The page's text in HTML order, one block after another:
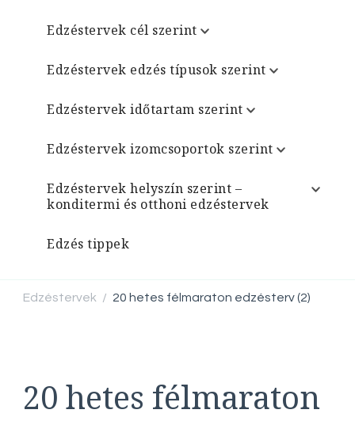
Edzéstervek cél szerint
Edzéstervek edzés típusok szerint
Edzéstervek időtartam szerint
Edzéstervek izomcsoportok szerint
Edzéstervek helyszín szerint –
konditermi és otthoni edzéstervek
Edzés tippek
Edzéstervek / 20 hetes félmaraton edzésterv (2)
20 hetes félmaraton